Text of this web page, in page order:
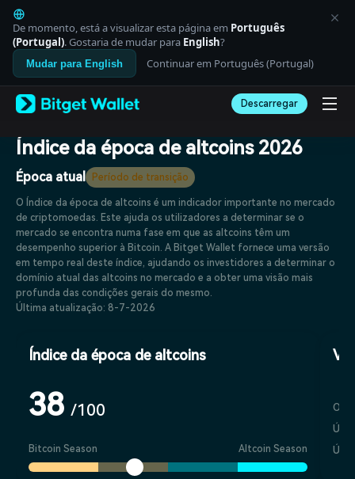
English
日本語
Tiếng Việt
Русский
Español (Latinoamérica)
Italiano
Deutsch
简体中文
繁體中文
Português (Portugal)
Bahasa Indonesia
ภาษาไทย
العربية
Español
Português (Brasil)
De momento, está a visualizar esta página em Português
(Portugal). Gostaria de mudar para English?
Mudar para English Continuar em Português (Portugal)
Descarregar
Índice da época de altcoins 2026
Época atual Período de transição
O Índice da época de altcoins é um indicador importante no mercado
de criptomoedas. Este ajuda os utilizadores a determinar se o
mercado se encontra numa fase em que as altcoins têm um
desempenho superior à Bitcoin. A Bitget Wallet fornece uma versão
em tempo real deste índice, ajudando os investidores a determinar o
domínio atual das altcoins no mercado e a obter uma visão mais
profunda das condições gerais do mesmo.
Última atualização: 8-7-2026
Índice da época de altcoins
38 /100
Bitcoin Season Altcoin Season